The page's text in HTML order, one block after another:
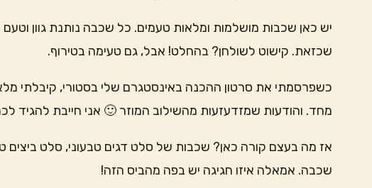
יש כאן שכבות מושלמות ומלאות טעמים. כל שכבה נותנת גוון
שכזאת. קישוט לשולחן? בהחלט! אבל, גם טעימה בטירוף.
כשפרסמתי את סרטון ההכנה באינסטגרם שלי בסטורי, קיבלתי
מחד. והודעות שמזדעזעות מהשילוב המוזר 🙂 אני חייבת
אז מה בעצם קורה כאן? שכבות של סלט דגים טבעוני, סלט ביצים
שכבה. אמאלה איזו חגיגה יש בפה מהביס הזה!